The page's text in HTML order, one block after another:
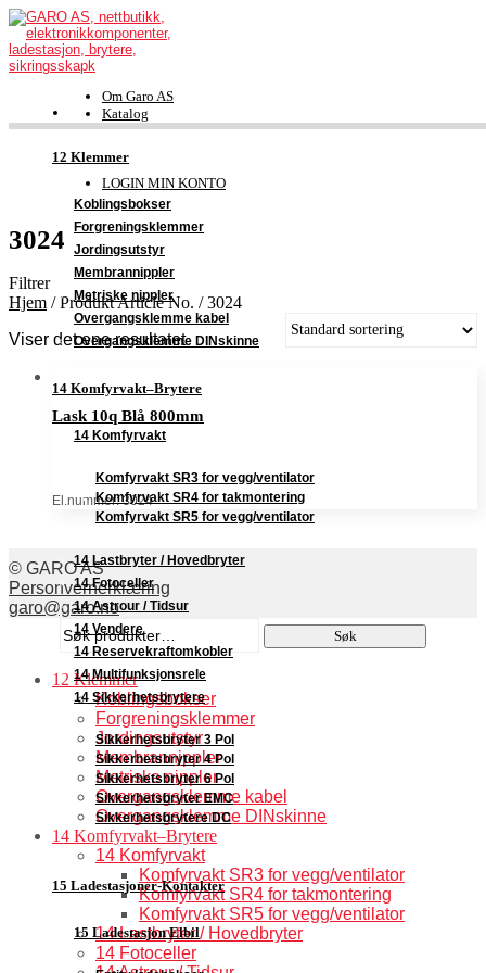
12 Klemmer
Koblingsbokser
Forgreningsklemmer
Jordingsutstyr
Membrannippler
Metriske nippler
Overgangsklemme kabel
Overgangsklemme DINskinne
14 Komfyrvakt–Brytere
14 Komfyrvakt
Komfyrvakt SR3 for vegg/ventilator
Komfyrvakt SR4 for takmontering
Komfyrvakt SR5 for vegg/ventilator
14 Lastbryter / Hovedbryter
14 Fotoceller
14 Astrour / Tidsur
14 Vendere
14 Reservekraftomkobler
14 Multifunksjonsrele
14 Sikkerhetsbrytere
Sikkerhetsbryter 3 Pol
Sikkerhetsbryter 4 Pol
Sikkerhetsbryter 6 Pol
Sikkerhetsbryter EMC
Sikkerhetsbrytere DC
15 Ladestasjoner-Kontakter
15 Ladestasjon Elbil
Om Garo AS
Katalog
FDV-dokumentasjon
Support
LOGIN MIN KONTO
3024
Filtrer
Hjem /Produkt Article No. /3024
Viser det ene resultatet
Lask 10q Blå 800mm
El.nummer: 3024
© GARO AS
Personvernerklæring
garo@garo.no
Søk
etter:
Søk
12 Klemmer
Koblingsbokser
Forgreningsklemmer
Jordingsutstyr
Membrannippler
Metriske nippler
Overgangsklemme kabel
Overgangsklemme DINskinne
14 Komfyrvakt–Brytere
14 Komfyrvakt
Komfyrvakt SR3 for vegg/ventilator
Komfyrvakt SR4 for takmontering
Komfyrvakt SR5 for vegg/ventilator
14 Lastbryter / Hovedbryter
14 Fotoceller